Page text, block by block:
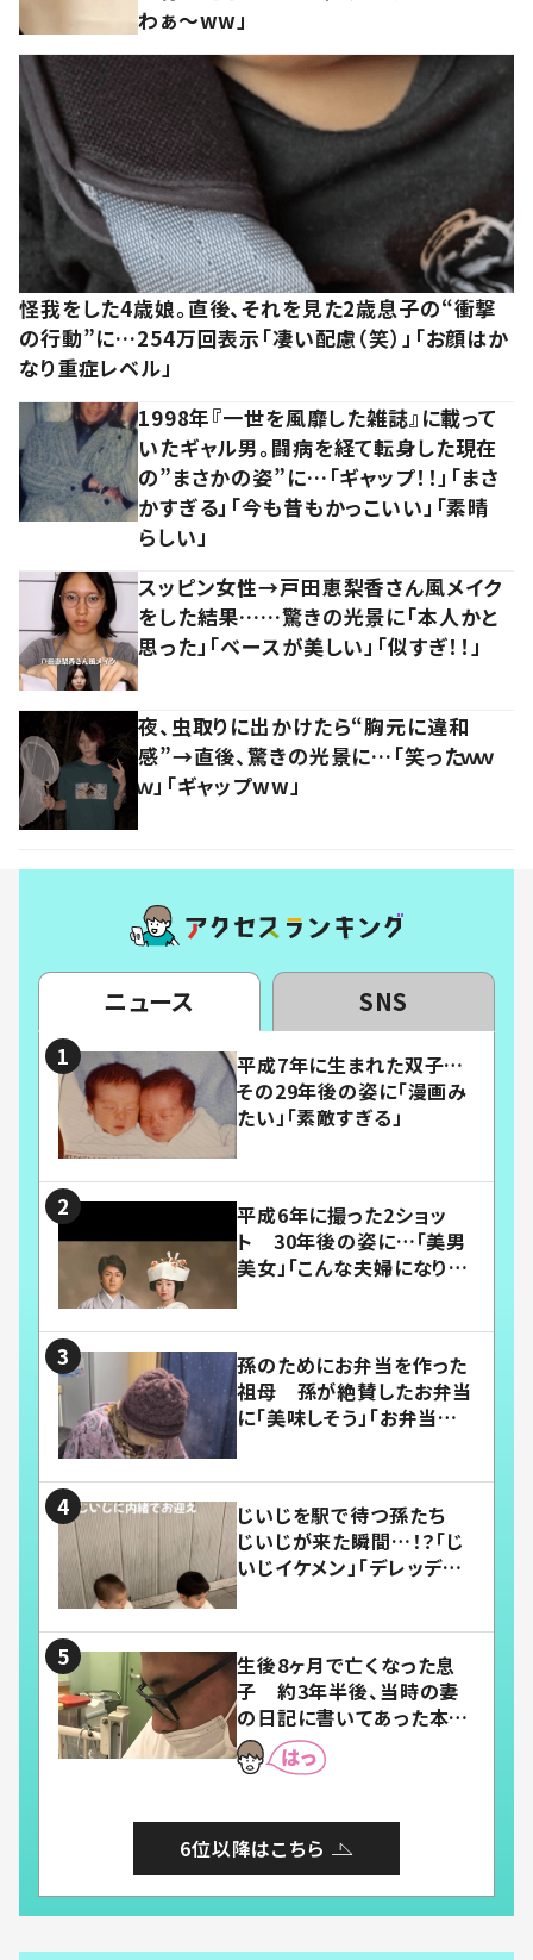
わぁ～ww」
怪我をした4歳娘。直後、それを見た2歳息子の“衝撃
の行動”に…254万回表示「凄い配慮（笑）」「お顔はか
なり重症レベル」
1998年『一世を風靡した雑誌』に載って
いたギャル男。闘病を経て転身した現在
の”まさかの姿”に…「ギャップ！！」「まさ
かすぎる」「今も昔もかっこいい」「素晴
らしい」
スッピン女性→戸田恵梨香さん風メイク
をした結果……驚きの光景に「本人かと
思った」「ベースが美しい」「似すぎ！！」
夜、虫取りに出かけたら“胸元に違和
感”→直後、驚きの光景に…「笑ったｗｗ
ｗ」「ギャップww」
ニュース SNS
平成7年に生まれた双子…
その29年後の姿に「漫画み
たい」「素敵すぎる」
平成6年に撮った2ショッ
ト 30年後の姿に…「美男
美女」「こんな夫婦になりた
孫のためにお弁当を作った
祖母 孫が絶賛したお弁当
に「美味しそう」「お弁当すご
じいじを駅で待つ孫たち
じいじが来た瞬間…！？「じ
いじイケメン」「デレッデレ」
生後8ヶ月で亡くなった息
子 約3年半後、当時の妻
の日記に書いてあった本音
とは
6位以降はこちら